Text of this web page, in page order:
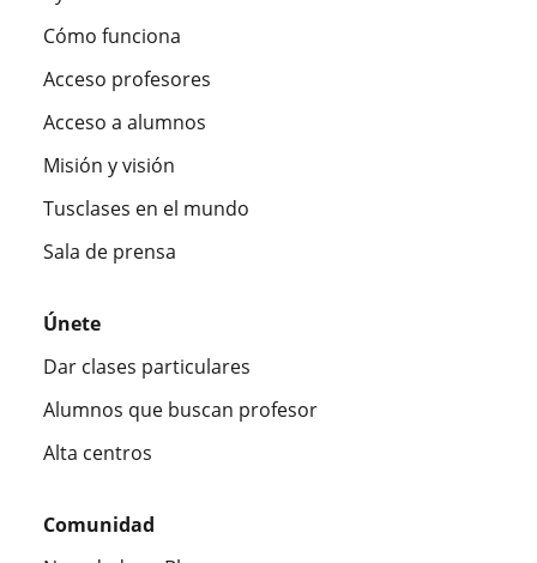
Cómo funciona
Acceso profesores
Acceso a alumnos
Misión y visión
Tusclases en el mundo
Sala de prensa
Únete
Dar clases particulares
Alumnos que buscan profesor
Alta centros
Comunidad